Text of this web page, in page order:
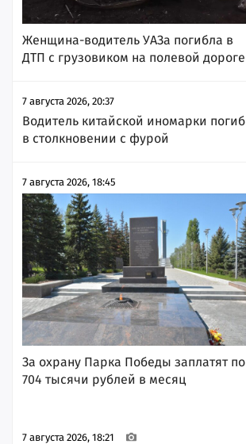
Женщина-водитель УАЗа погибла в
ДТП с грузовиком на полевой дороге
7 августа 2026, 20:37
Водитель китайской иномарки погиб
в столкновении с фурой
7 августа 2026, 18:45
За охрану Парка Победы заплатят по
704 тысячи рублей в месяц
7 августа 2026, 18:21